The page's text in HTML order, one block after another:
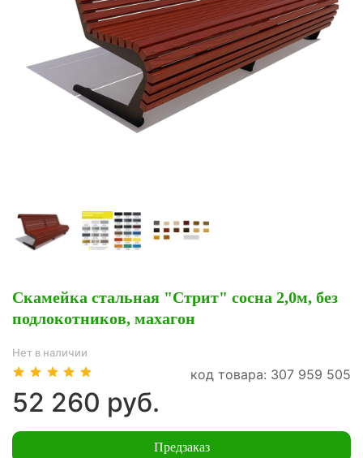
Скамейка стальная "Стрит" сосна 2,0м, без
подлокотников, махагон
Нет в наличии
код товара: 307 959 505
52 260 руб.
Предзаказ